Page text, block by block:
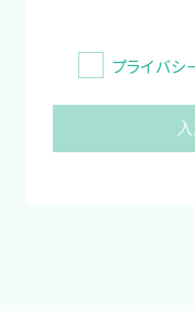
プライバシ